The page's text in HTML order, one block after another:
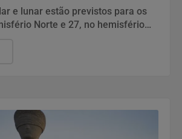
e lunar estão previstos para os
Norte e 27, no hemisfério